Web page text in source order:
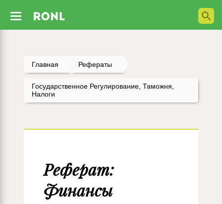
Главная Рефераты
Государственное Регулирование, Таможня,
Налоги
Реферат:
Финансы